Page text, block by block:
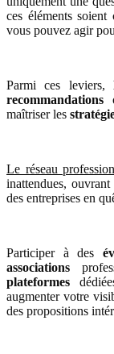
ces éléments
vous pouvez agir
Parmi ces leviers,
recommandations
maîtriser les
Le réseau
inattendues,
des entreprises en
Participer à des
associations
plateformes
augmenter votre
des propositions